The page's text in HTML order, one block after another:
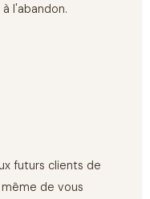
l'abandon.
futurs clients de
de vous